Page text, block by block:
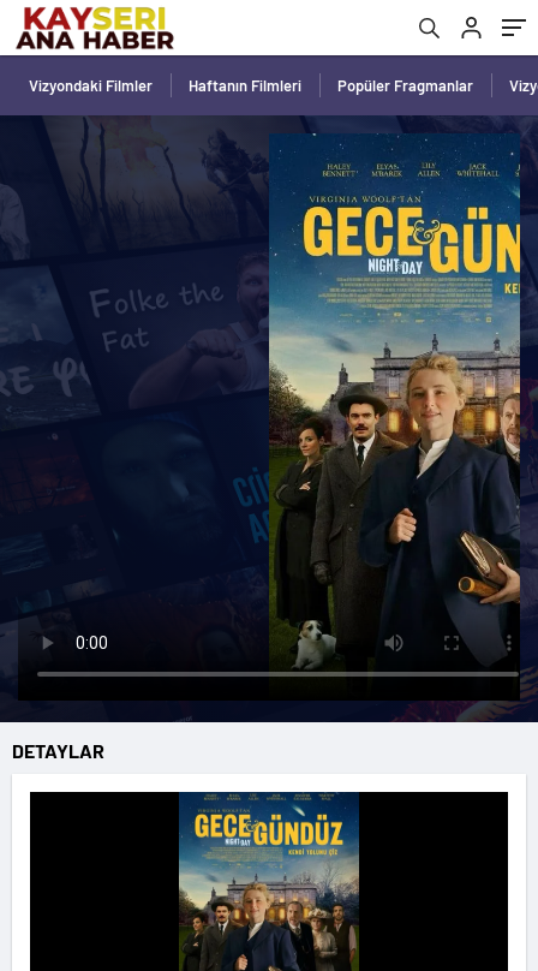
Vizyondaki Filmler Haftanın Filmleri Popüler Fragmanlar
DETAYLAR